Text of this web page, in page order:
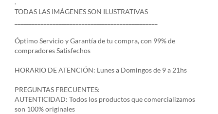
.
TODAS LAS IMÁGENES SON ILUSTRATIVAS
Óptimo Servicio y Garantía de tu compra, con 99% de
compradores Satisfechos
HORARIO DE ATENCIÓN: Lunes a Domingos de 9 a 21hs
PREGUNTAS FRECUENTES:
AUTENTICIDAD: Todos los productos que comercializamos
son 100% originales